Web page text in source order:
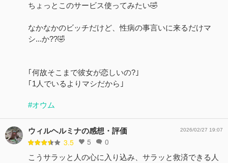
ちょっとこのサービス使ってみたい🤣
なかなかのビッチだけど、性病の事言いに来るだけマ
シ...か??🤣
｢何故そこまで彼女が恋しいの?｣
｢1人でいるよりマシだから｣
#オウム
ウィルヘルミナの感想・評価
3.5 5 0
2026/02/27 19:07
こうサラッと人の心に入り込み、サラッと救済できる人